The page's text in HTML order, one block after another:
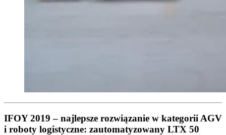
IFOY 2019 – najlepsze rozwiązanie w kategorii AGV
i roboty logistyczne: zautomatyzowany LTX 50